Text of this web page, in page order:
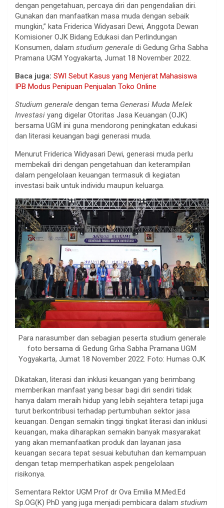
dengan pengetahuan, percaya diri dan pengendalian diri.
Gunakan dan manfaatkan masa muda dengan sebaik
mungkin,” kata Friderica Widyasari Dewi, Anggota Dewan
Komisioner OJK Bidang Edukasi dan Perlindungan
Konsumen, dalam studium generale di Gedung Grha Sabha
Pramana UGM Yogyakarta, Jumat 18 November 2022.
Baca juga: SWI Sebut Kasus yang Menjerat Mahasiswa
IPB Modus Penipuan Penjualan Toko Online
Studium generale dengan tema Generasi Muda Melek
Investasi yang digelar Otoritas Jasa Keuangan (OJK)
bersama UGM ini guna mendorong peningkatan edukasi
dan literasi keuangan bagi generasi muda.
Menurut Friderica Widyasari Dewi, generasi muda perlu
membekali diri dengan pengetahuan dan keterampilan
dalam pengelolaan keuangan termasuk di kegiatan
investasi baik untuk individu maupun keluarga.
Para narasumber dan sebagian peserta studium generale
foto bersama di Gedung Grha Sabha Pramana UGM
Yogyakarta, Jumat 18 November 2022. Foto: Humas OJK
Dikatakan, literasi dan inklusi keuangan yang berimbang
memberikan manfaat yang besar bagi diri sendiri tidak
hanya dalam meraih hidup yang lebih sejahtera tetapi juga
turut berkontribusi terhadap pertumbuhan sektor jasa
keuangan. Dengan semakin tinggi tingkat literasi dan inklusi
keuangan, maka diharapkan semakin banyak masyarakat
yang akan memanfaatkan produk dan layanan jasa
keuangan secara tepat sesuai kebutuhan dan kemampuan
dengan tetap memperhatikan aspek pengelolaan
risikonya.
Sementara Rektor UGM Prof dr Ova Emilia M.Med.Ed
Sp.OG(K) PhD yang juga menjadi pembicara dalam studium